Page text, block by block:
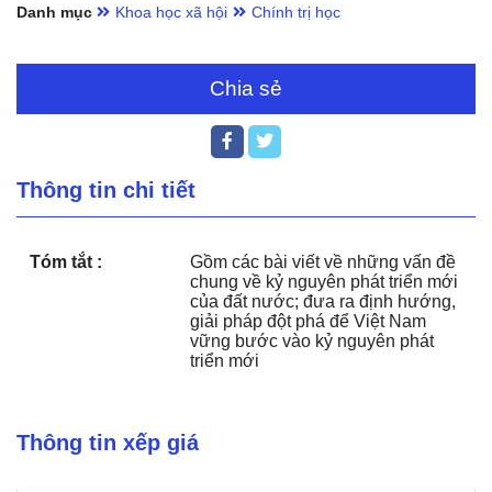
Danh mục Khoa học xã hội Chính trị học
Chia sẻ
Thông tin chi tiết
Tóm tắt :
Gồm các bài viết về những vấn đề
chung về kỷ nguyên phát triển mới
của đất nước; đưa ra định hướng,
giải pháp đột phá để Việt Nam
vững bước vào kỷ nguyên phát
triển mới
Thông tin xếp giá